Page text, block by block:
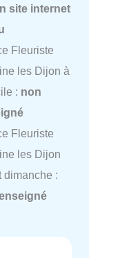
site internet
Fleuriste
les Dijon à
: non
Fleuriste
les Dijon
dimanche :